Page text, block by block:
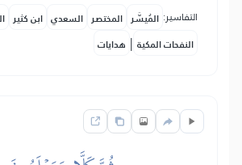
التفاسير: المُيسَّر المختصر السعدي ابن كثير
النفحات المكية | هدايات